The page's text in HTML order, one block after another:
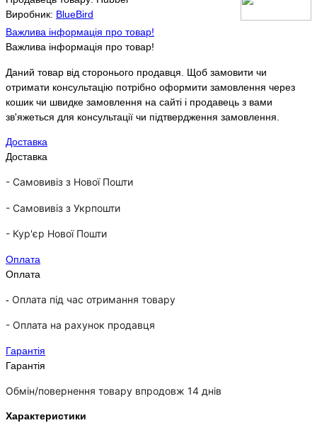
Виробник: BlueBird
Важлива інформація про товар!
Важлива інформація про товар!
Даний товар від сторонього продавця. Щоб замовити чи
отримати консультацію потрібно оформити замовлення через
кошик чи швидке замовлення на сайті і продавець з вами
зв'яжеться для консультації чи підтвердження замовлення.
Доставка
Доставка
- Самовивіз з Нової Пошти
- Самовивіз з Укрпошти
- Кур'єр Нової Пошти
Оплата
Оплата
- Оплата під час отримання товару
- Оплата на рахунок продавця
Гарантія
Гарантія
Обмін/повернення товару впродовж 14 днів
Характеристики